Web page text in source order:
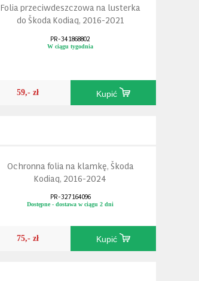
Folia przeciwdeszczowa na lusterka
do Škoda Kodiaq, 2016-2021
PR-341868802
W ciągu tygodnia
59,- zł Kupić
Ochronna folia na klamkę, Škoda
Kodiaq, 2016-2024
PR-327164096
Dostępne - dostawa w ciągu 2 dni
75,- zł Kupić